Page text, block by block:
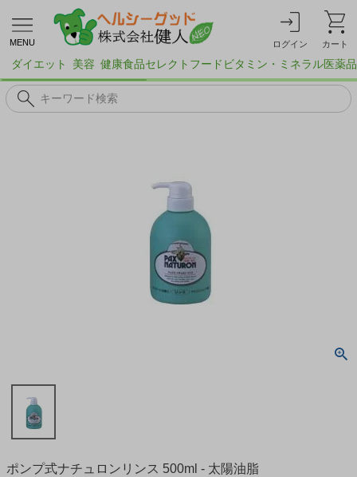
MENU ログイン カート
ダイエット 美容 健康食品セレクトフード ビタミン・ミネラル医薬品
ポンプ式ナチュロンリンス 500ml - 太陽油脂